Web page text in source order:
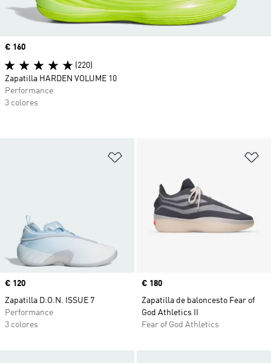
Precio
€ 120
Zapatilla D.O.N. ISSUE 7
Performance
3 colores
Precio
€ 180
Zapatilla de baloncesto Fear of
God Athletics II
Fear of God Athletics
Precio
€ 160
(220)
Zapatilla HARDEN VOLUME 10
Performance
3 colores